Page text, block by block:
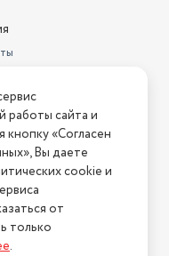
Напишите нам
У нас есть всё!
работы сайта и
«Согласен
Вы даете
cookie и
от
только
.